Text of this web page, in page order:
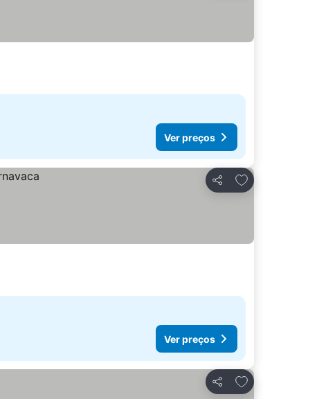
Ver preços
Partilhar
Adicionar aos
Ver preços
Partilhar
Adicionar aos